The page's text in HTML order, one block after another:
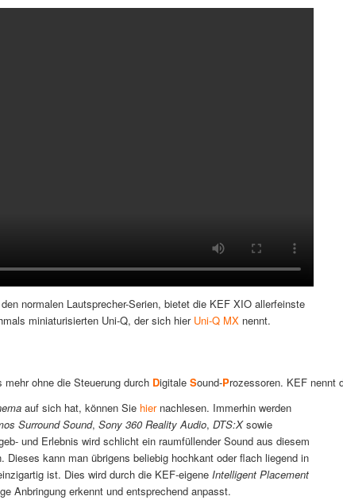
normalen Lautsprecher-Serien, bietet die KEF XIO allerfeinste
miniaturisierten Uni-Q, der sich hier Uni-Q MX nennt.
ohne die Steuerung durch Digitale Sound-Prozessoren. KEF nennt
auf sich hat, können Sie hiernachlesen. Immerhin werden
Surround Sound, Sony 360 Reality Audio, DTS:Xsowie
und Erlebnis wird schlicht ein raumfüllender Sound aus diesem
kann man übrigens beliebig hochkant oder flach liegend in
ist. Dies wird durch die KEF-eigene Intelligent Placement
Anbringung erkennt und entsprechend anpasst.